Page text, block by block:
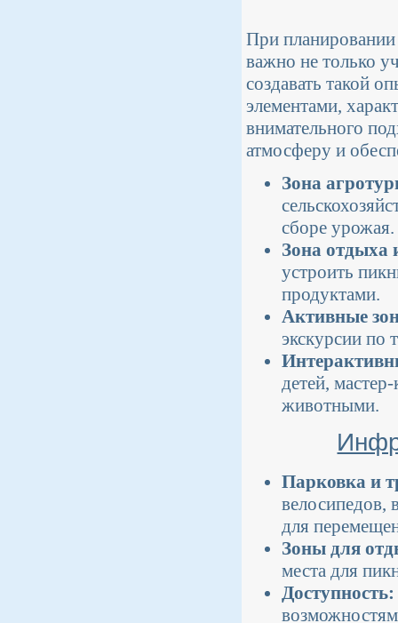
При планировании
важно не только
создавать такой
элементами,
внимательного
атмосферу и
Зона
сборе урожая.
Зона отдыха
устроить
продуктами.
Активные
экскурсии по
детей,
животными.
Парковка и
велосипедов,
для
Зоны для
места для
Доступность: